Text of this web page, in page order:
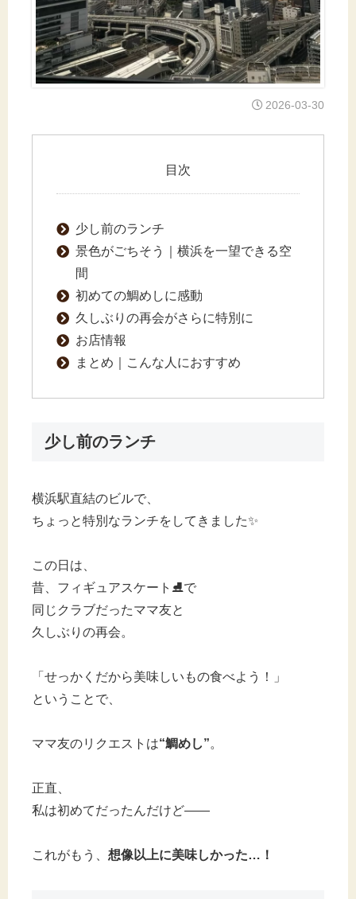
2026-03-30
目次
少し前のランチ
景色がごちそう｜横浜を一望できる空
間
初めての鯛めしに感動
久しぶりの再会がさらに特別に
お店情報
まとめ｜こんな人におすすめ
少し前のランチ
横浜駅直結のビルで、
ちょっと特別なランチをしてきました✨
この日は、
昔、フィギュアスケート⛸️で
同じクラブだったママ友と
久しぶりの再会。
「せっかくだから美味しいもの食べよう！」
ということで、
ママ友のリクエストは“鯛めし”。
正直、
私は初めてだったんだけど——
これがもう、 想像以上に美味しかった…！